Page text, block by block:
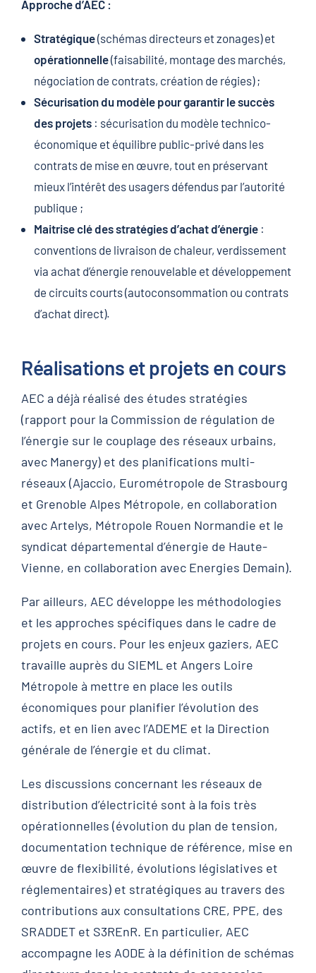
Approche d’AEC :
Stratégique(schémas directeurs et zonages) et
opérationnelle(faisabilité, montage des marchés,
négociation de contrats, création de régies) ;
Sécurisation du modèle pour garantir le succès
des projets : sécurisation du modèle technico-
économique et équilibre public-privé dans les
contrats de mise en œuvre, tout en préservant
mieux l’intérêt des usagers défendus par l’autorité
publique ;
Maitrise clé des stratégies d’achat d’énergie :
conventions de livraison de chaleur, verdissement
via achat d’énergie renouvelable et développement
de circuits courts (autoconsommation ou contrats
d’achat direct).
Réalisations et projets en cours
AEC a déjà réalisé des études stratégies
(rapport pour la Commission de régulation de
l’énergie sur le couplage des réseaux urbains,
avec Manergy) et des planifications multi-
réseaux (Ajaccio, Eurométropole de Strasbourg
et Grenoble Alpes Métropole, en collaboration
avec Artelys, Métropole Rouen Normandie et le
syndicat départemental d’énergie de Haute-
Vienne, en collaboration avec Energies Demain).
Par ailleurs, AEC développe les méthodologies
et les approches spécifiques dans le cadre de
projets en cours. Pour les enjeux gaziers, AEC
travaille auprès du SIEML et Angers Loire
Métropole à mettre en place les outils
économiques pour planifier l’évolution des
actifs, et en lien avec l’ADEME et la Direction
générale de l’énergie et du climat.
Les discussions concernant les réseaux de
distribution d’électricité sont à la fois très
opérationnelles (évolution du plan de tension,
documentation technique de référence, mise en
œuvre de flexibilité, évolutions législatives et
réglementaires) et stratégiques au travers des
contributions aux consultations CRE, PPE, des
SRADDET et S3REnR. En particulier, AEC
accompagne les AODE à la définition de schémas